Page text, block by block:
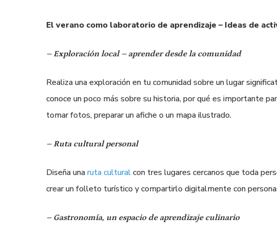
El verano como laboratorio de aprendizaje – Ideas de
– Exploración local – aprender desde la comunidad
Realiza una exploración en tu comunidad sobre un lugar
conoce un poco más sobre su historia, por qué es importante
tomar fotos, preparar un afiche o un mapa ilustrado.
– Ruta cultural personal
Diseña unaruta culturalcon tres lugares cercanos que toda
crear un folleto turístico y compartirlo digitalmente con
– Gastronomía, un espacio de aprendizaje culinario